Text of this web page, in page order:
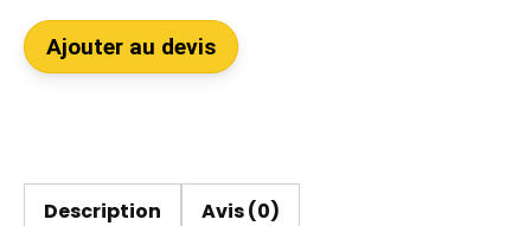
Ajouter au devis
Description Avis (0)